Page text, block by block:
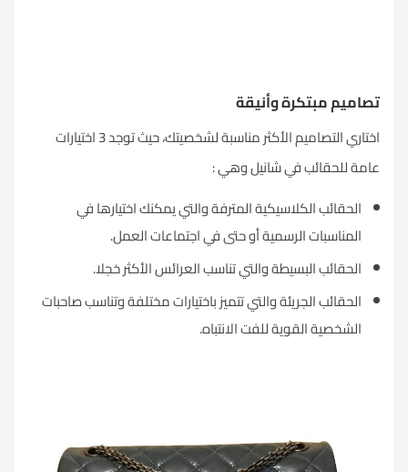
تصاميم مبتكرة وأنيقة
اختاري التصاميم الأكثر مناسبة لشخصيتك، حيث توجد 3 اختيارات
عامة للحقائب في شانيل وهي :
الحقائب الكلاسيكية المترفة والتي يمكنك اختيارها في
المناسبات الرسمية أو حتى في اجتماعات العمل.
الحقائب البسيطة والتي تناسب العرائس الأكثر خجلا.
الحقائب الجريئة والتي تتميز باختيارات مختلفة وتناسب صاحبات
الشخصية القوية للفت الانتباه.